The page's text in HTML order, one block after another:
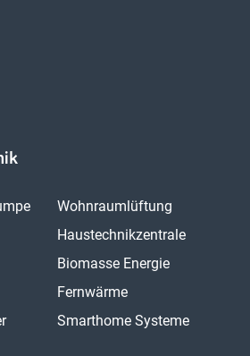
Wohnraumlüftung
Haustechnikzentrale
Biomasse Energie
Fernwärme
Smarthome Systeme